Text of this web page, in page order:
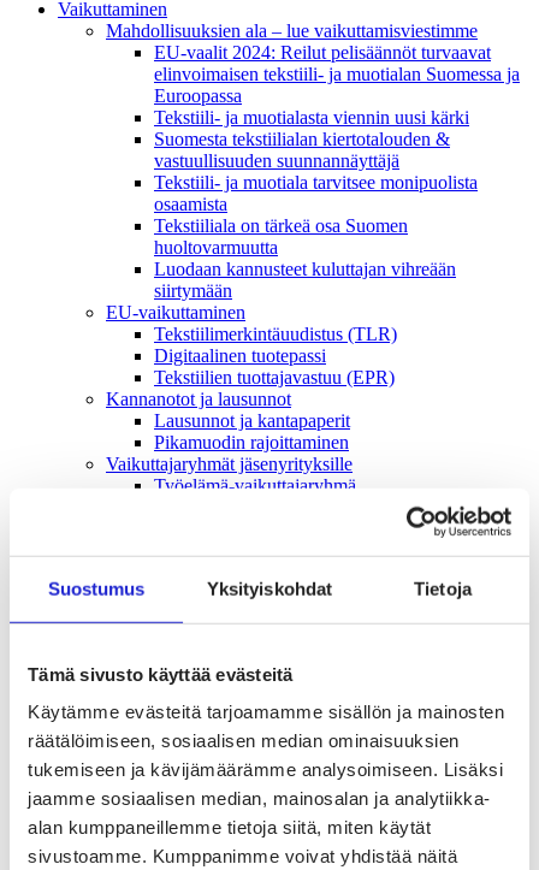
Suostumus Yksityiskohdat Tietoja
Tämä sivusto käyttää evästeitä
Käytämme evästeitä tarjoamamme sisällön ja mainosten
räätälöimiseen, sosiaalisen median ominaisuuksien
tukemiseen ja kävijämäärämme analysoimiseen. Lisäksi
jaamme sosiaalisen median, mainosalan ja analytiikka-
alan kumppaneillemme tietoja siitä, miten käytät
sivustoamme. Kumppanimme voivat yhdistää näitä
Vaikuttaminen
Mahdollisuuksien ala – lue vaikuttamis­viestimme
EU-vaalit 2024: Reilut pelisäännöt turvaavat
elinvoimaisen tekstiili- ja muotialan Suomessa ja
Euroopassa
Tekstiili- ja muotialasta viennin uusi kärki
Suomesta tekstiilialan kiertotalouden &
vastuullisuuden suunnannäyttäjä
Tekstiili- ja muotiala tarvitsee monipuolista
osaamista
Tekstiiliala on tärkeä osa Suomen
huoltovarmuutta
Luodaan kannusteet kuluttajan vihreään
siirtymään
EU-vaikuttaminen
Tekstiilimerkintäuudistus (TLR)
Digitaalinen tuotepassi
Tekstiilien tuottajavastuu (EPR)
Kannanotot ja lausunnot
Lausunnot ja kantapaperit
Pikamuodin rajoittaminen
Vaikuttajaryhmät jäsenyrityksille
Työelämä-vaikuttajaryhmä
Yritysvastuu, kiertotalous ja toimivat markkinat -
Julkiset hankinnat ja huoltovarmuus -
Tule jäseneksi
Suomen Tekstiili & Muodin jäsenyysmuodot
Liity varsinaiseksi jäseneksi
Liity startup-jäseneksi
Liity kumppani­jäseneksi
Suomen Tekstiili & Muoti
Liiton hallitus
Liiton henkilöstö & yhteystiedot
Liiton strategia